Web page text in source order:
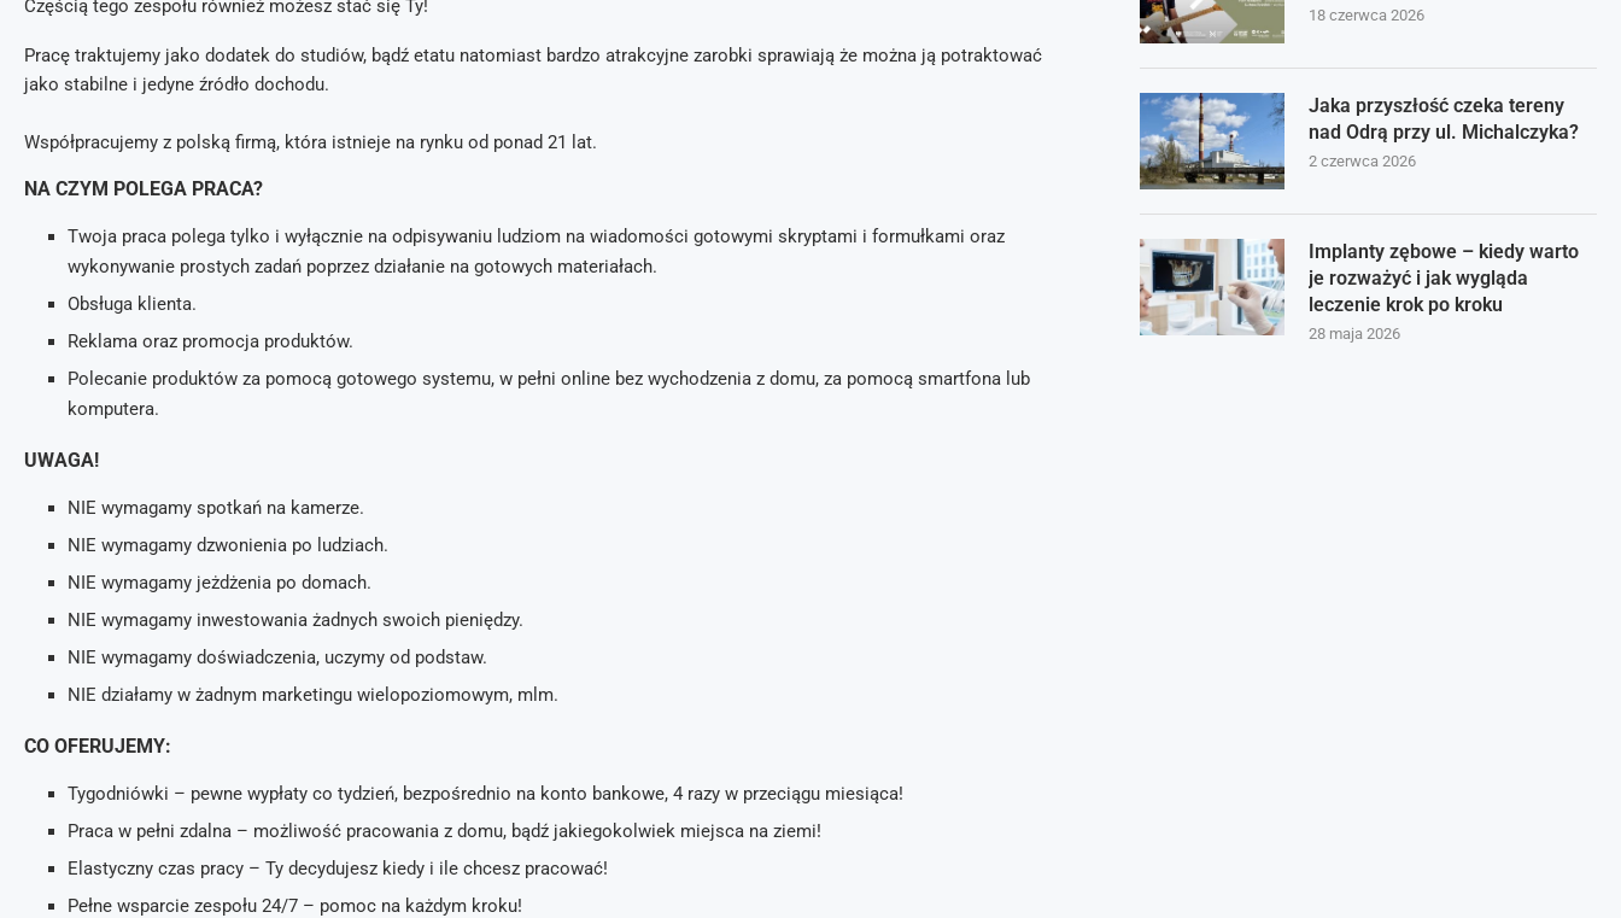
Częścią tego zespołu również możesz stać się Ty!
Pracę traktujemy jako dodatek do studiów, bądź etatu natomiast bardzo atrakcyjne zarobki sprawiają że można ją potraktować
jako stabilne i jedyne źródło dochodu.
Współpracujemy z polską firmą, która istnieje na rynku od ponad 21 lat.
NA CZYM POLEGA PRACA?
Twoja praca polega tylko i wyłącznie na odpisywaniu ludziom na wiadomości gotowymi skryptami i formułkami oraz
wykonywanie prostych zadań poprzez działanie na gotowych materiałach.
Obsługa klienta.
Reklama oraz promocja produktów.
Polecanie produktów za pomocą gotowego systemu, w pełni online bez wychodzenia z domu, za pomocą smartfona lub
komputera.
UWAGA!
NIE wymagamy spotkań na kamerze.
NIE wymagamy dzwonienia po ludziach.
NIE wymagamy jeżdżenia po domach.
NIE wymagamy inwestowania żadnych swoich pieniędzy.
NIE wymagamy doświadczenia, uczymy od podstaw.
NIE działamy w żadnym marketingu wielopoziomowym, mlm.
CO OFERUJEMY:
Tygodniówki – pewne wypłaty co tydzień, bezpośrednio na konto bankowe, 4 razy w przeciągu miesiąca!
Praca w pełni zdalna – możliwość pracowania z domu, bądź jakiegokolwiek miejsca na ziemi!
Elastyczny czas pracy – Ty decydujesz kiedy i ile chcesz pracować!
Pełne wsparcie zespołu 24/7 – pomoc na każdym kroku!
18 czerwca 2026
Jaka przyszłość czeka tereny
nad Odrą przy ul. Michalczyka?
2 czerwca 2026
Implanty zębowe – kiedy warto
je rozważyć i jak wygląda
leczenie krok po kroku
28 maja 2026